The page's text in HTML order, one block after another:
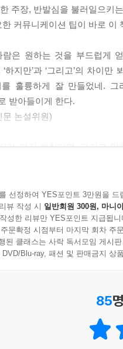
질문이 있는가? 생각만 해
을 미리 준비하는 것이다.
는 펀치를 받아내는 충격흡
.
은 학력에 관한 질문이 제일
로 어느 학교를 나왔느냐고
그게 어디냐고 되물었죠. 전
따금 두 사람씩 짝을 이뤄
해내는 것이다. 이때 자주 이
과 함께 살 수가 있어요? 너
자유는 곧 싫증나는 법이에
이에요. 주택담보대출이며 청
만 흥청망청 파티가 밤마다
게 된다. 미처 의식도 못하는
’을 ‘그리고’로 바꿔 넣으며
라지는지 느끼고는 깜짝 놀
상황, 승자 없는 싸움에 휘말
에 대해 공감하는 법, 힘에
이 그것이다.
는 대화의 기술
가 교묘하게 나를 조종하려
해 양보나 인내만을 중시할
울일 만하다. 저자 샘 혼은
다루는가 하면 “지루함을
대해 설명해주기도 한다. 말
셉 월피는 “인간관계에는
남을 자기보다 앞세우는 것
원만하고 친절한 사람이 된
주장, 반발심을 불러일으키
커뮤니케이션 팁이 바로
람은 원하는 것을 부드럽게
하지만’과 ‘그리고’의 차이
를 훌륭하게 잘 만들었네.
받아들이게 한다.
문 논설위원)
가 되길 원한다면, 그리고
선정하여 YES포인트 3만원을 드
뷰 작성 시 일반회원 300원, 마니
성한 리뷰만 YES포인트 지급됩니
문확정 시점부터 마지막 회차 주
된 클래스는 사락 독서모임 게시
DVD/Blu-ray, 패션 및 판매금지 상
85